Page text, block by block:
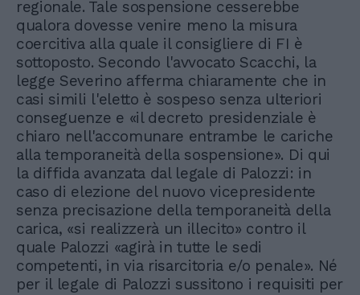
regionale. Tale sospensione cesserebbe
qualora dovesse venire meno la misura
coercitiva alla quale il consigliere di FI è
sottoposto. Secondo l'avvocato Scacchi, la
legge Severino afferma chiaramente che in
casi simili l'eletto è sospeso senza ulteriori
conseguenze e «il decreto presidenziale è
chiaro nell'accomunare entrambe le cariche
alla temporaneità della sospensione». Di qui
la diffida avanzata dal legale di Palozzi: in
caso di elezione del nuovo vicepresidente
senza precisazione della temporaneità della
carica, «si realizzerà un illecito» contro il
quale Palozzi «agirà in tutte le sedi
competenti, in via risarcitoria e/o penale». Né
per il legale di Palozzi sussitono i requisiti per